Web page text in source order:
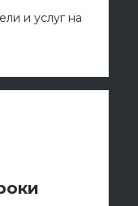
и услуг на